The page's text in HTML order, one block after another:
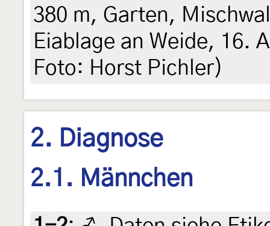
380 m, Garten,
Eiablage an Weide, 16.
Foto: Horst Pichler)
2. Diagnose
2.1. Männchen